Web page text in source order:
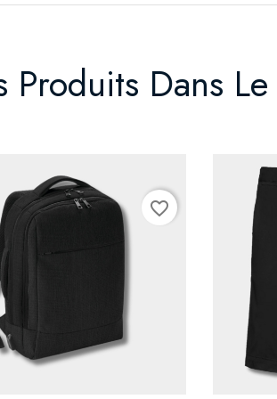
Produits Dans Le
favorite_border